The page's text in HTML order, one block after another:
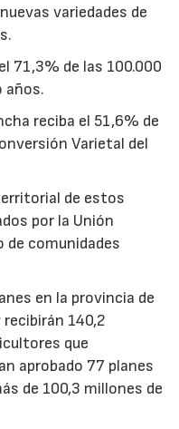
variedades de
71,3% de las 100.000
años.
reciba el 51,6% de
Varietal del
de estos
por la Unión
de comunidades
en la provincia de
140,2
que
aprobado 77 planes
de 100,3 millones de